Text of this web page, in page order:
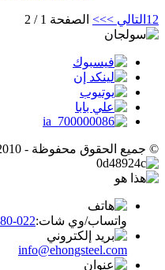
1 2 التالي >>> الصفحة 1 / 2
© جميع الحقوق محفوظة - 2010-2026.
واتساب/وي شات:022-23862980
info@ehongsteel.com